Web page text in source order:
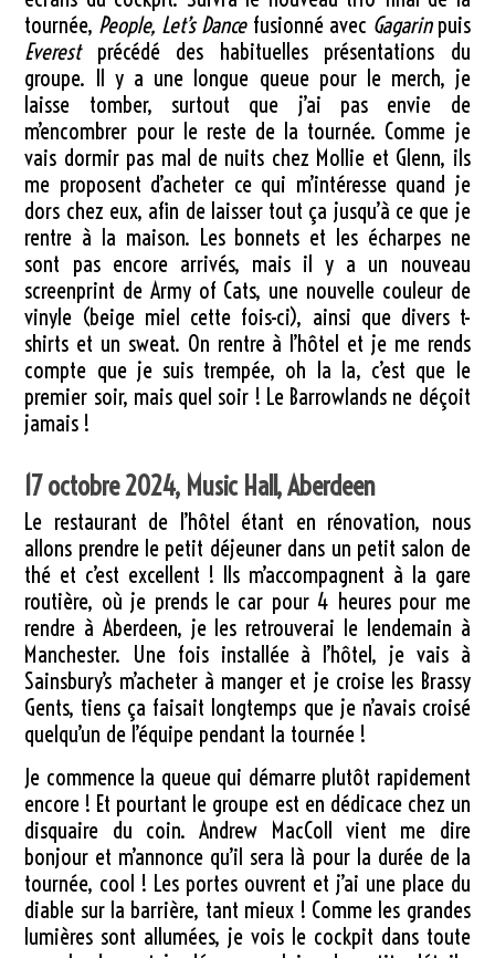
tournée, People, Let’s Dancefusionné avec Gagarinpuis
Everestprécédé des habituelles présentations du
groupe. Il y a une longue queue pour le merch, je
laisse tomber, surtout que j’ai pas envie de
m’encombrer pour le reste de la tournée. Comme je
vais dormir pas mal de nuits chez Mollie et Glenn, ils
me proposent d’acheter ce qui m’intéresse quand je
dors chez eux, afin de laisser tout ça jusqu’à ce que je
rentre à la maison. Les bonnets et les écharpes ne
sont pas encore arrivés, mais il y a un nouveau
screenprint de Army of Cats, une nouvelle couleur de
vinyle (beige miel cette fois-ci), ainsi que divers t-
shirts et un sweat. On rentre à l’hôtel et je me rends
compte que je suis trempée, oh la la, c’est que le
premier soir, mais quel soir ! Le Barrowlands ne déçoit
jamais !
17 octobre 2024, Music Hall, Aberdeen
Le restaurant de l’hôtel étant en rénovation, nous
allons prendre le petit déjeuner dans un petit salon de
thé et c’est excellent ! Ils m’accompagnent à la gare
routière, où je prends le car pour 4 heures pour me
rendre à Aberdeen, je les retrouverai le lendemain à
Manchester. Une fois installée à l’hôtel, je vais à
Sainsbury’s m’acheter à manger et je croise les Brassy
Gents, tiens ça faisait longtemps que je n’avais croisé
quelqu’un de l’équipe pendant la tournée !
Je commence la queue qui démarre plutôt rapidement
encore ! Et pourtant le groupe est en dédicace chez un
disquaire du coin. Andrew MacColl vient me dire
bonjour et m’annonce qu’il sera là pour la durée de la
tournée, cool ! Les portes ouvrent et j’ai une place du
diable sur la barrière, tant mieux ! Comme les grandes
lumières sont allumées, je vois le cockpit dans toute